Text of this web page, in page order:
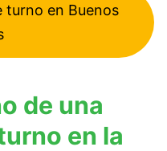
turno en Buenos
de una
en la